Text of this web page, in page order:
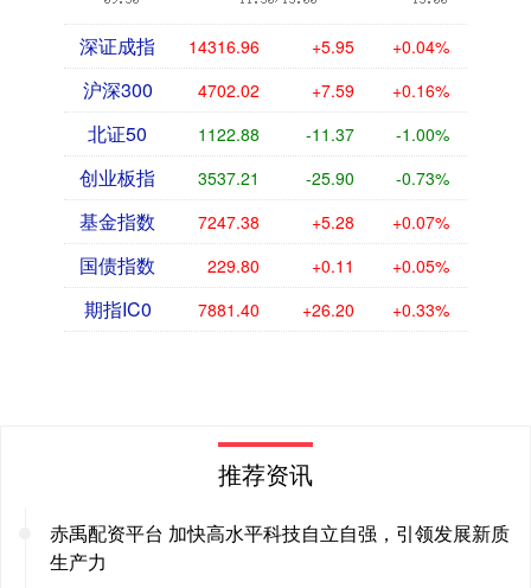
深证成指 14316.96 +5.95 +0.04%
沪深300 4702.02 +7.59 +0.16%
北证50 1122.88 -11.37 -1.00%
创业板指 3537.21 -25.90 -0.73%
基金指数 7247.38 +5.28 +0.07%
国债指数 229.80 +0.11 +0.05%
期指IC0 7881.40 +26.20 +0.33%
推荐资讯
赤禹配资平台 加快高水平科技自立自强，引领发展新质
生产力